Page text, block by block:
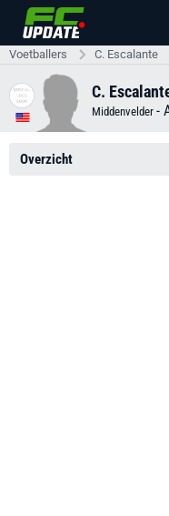
Voetballers C. Escalante
C.
Middenvelder -
Overzicht